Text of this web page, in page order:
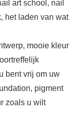
art school, nail
het laden van wat
mooie kleur
bent vrij om uw
pigment
zoals u wilt